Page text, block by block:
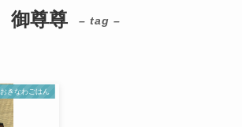
御尊尊 – tag –
おきなわごはん